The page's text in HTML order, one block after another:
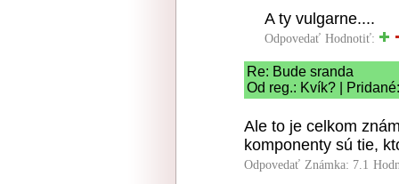
A ty vulgarne....
Odpovedať Hodnotiť:
Re: Bude sranda
Od reg.: Kvík? |
Ale to je celkom
komponenty sú tie,
Odpovedať Známka: 7.1